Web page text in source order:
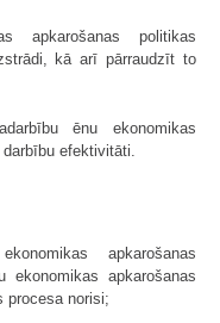
apkarošanas politikas
kā arī pārraudzīt to
ēnu ekonomikas
efektivitāti.
apkarošanas
apkarošanas
procesa norisi;